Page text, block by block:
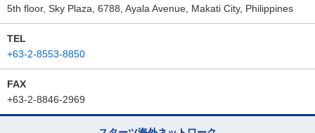
5th floor, Sky Plaza, 6788, Ayala Avenue, Makati City, Philippines
TEL
+63-2-8553-8850
FAX
+63-2-8846-2969